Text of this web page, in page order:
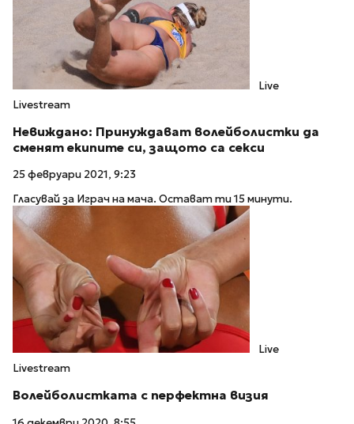
Live
Livestream
Невиждано: Принуждават волейболистки да
сменят екипите си, защото са секси
25 февруари 2021, 9:23
Гласувай за Играч на мача. Остават ти 15 минути.
Live
Livestream
Волейболистката с перфектна визия